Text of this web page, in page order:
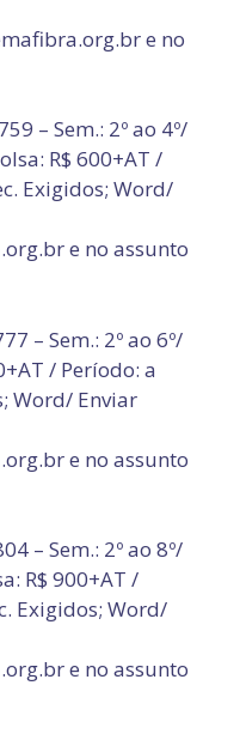
e no
– Sem.: 2º ao 4º/
R$ 600+AT /
Exigidos; Word/
e no assunto
– Sem.: 2º ao 6º/
/ Período: a
Word/ Enviar
e no assunto
– Sem.: 2º ao 8º/
R$ 900+AT /
Exigidos; Word/
e no assunto